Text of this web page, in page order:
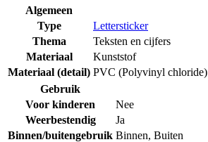
Algemeen
Type
Lettersticker
Thema
Teksten en cijfers
Materiaal
Kunststof
Materiaal (detail) PVC (Polyvinyl chloride)
Gebruik
Voor kinderen
Nee
Weerbestendig
Ja
Binnen/buitengebruik Binnen, Buiten